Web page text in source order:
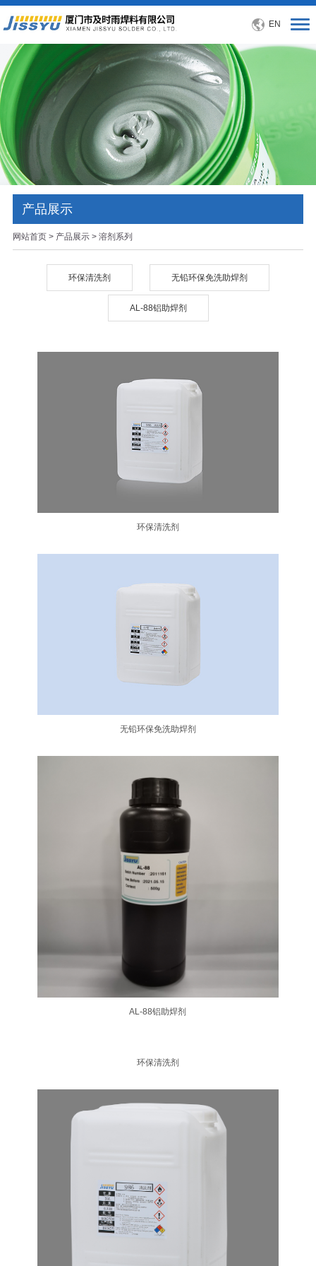
EN
产品展示
网站首页> 产品展示> 溶剂系列
环保清洗剂 无铅环保免洗助焊剂
AL-88铝助焊剂
环保清洗剂
无铅环保免洗助焊剂
AL-88铝助焊剂
环保清洗剂